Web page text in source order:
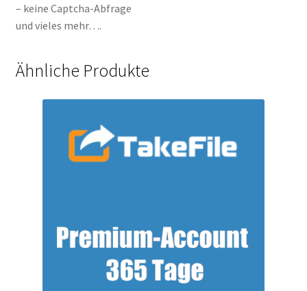
– keine Captcha-Abfrage
und vieles mehr….
Ähnliche Produkte